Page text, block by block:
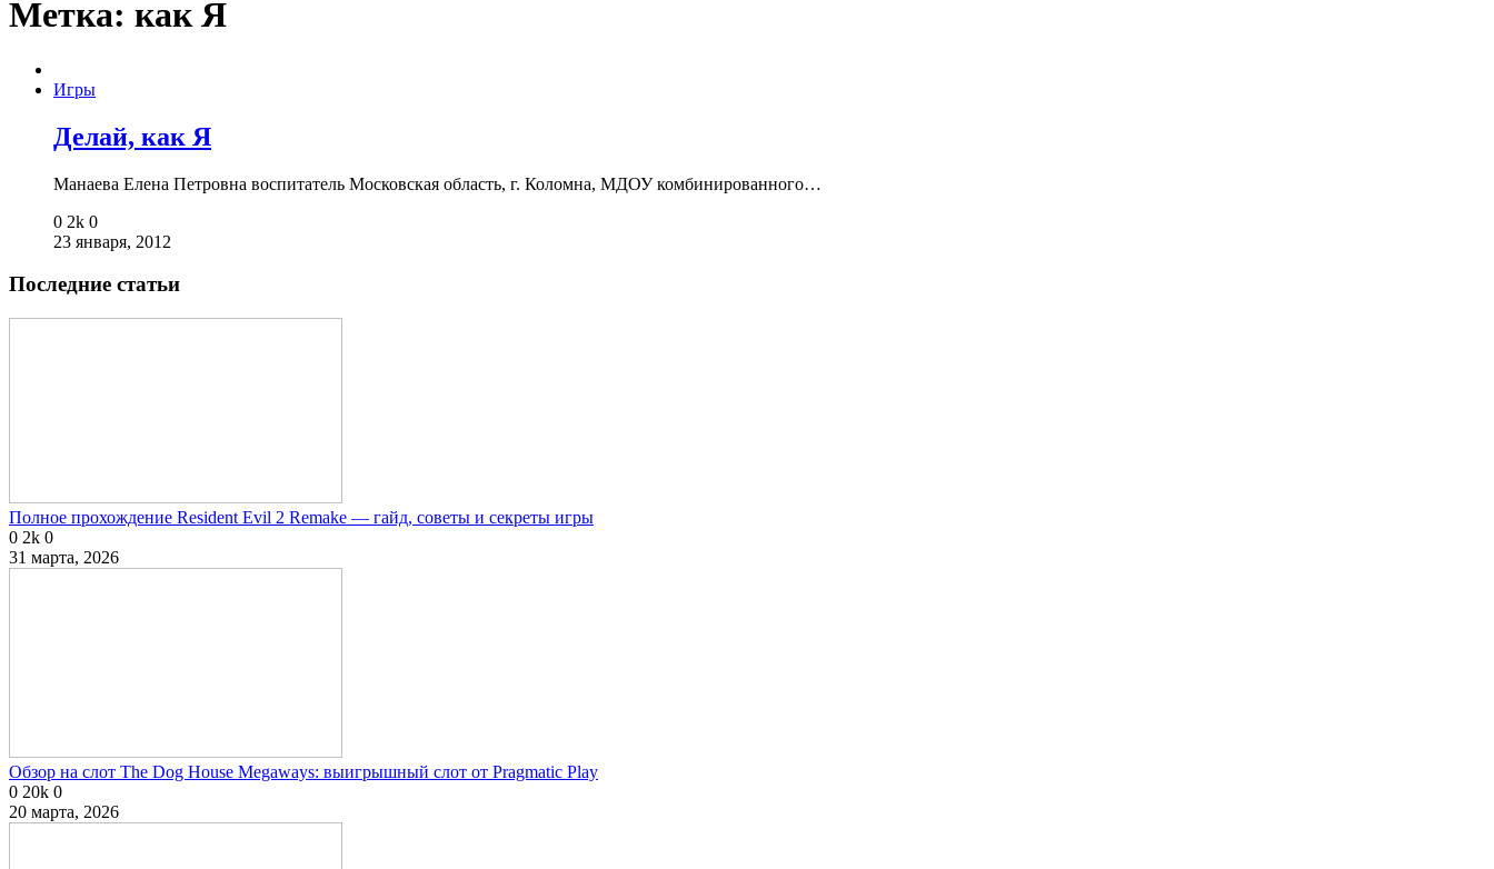
Метка: как Я
Игры
Делай, как Я
Манаева Елена Петровна воспитатель Московская область, г. Коломна, МДОУ комбинированного…
0 2k 0
23 января, 2012
Последние статьи
Полное прохождение Resident Evil 2 Remake — гайд, советы и секреты игры
0 2k 0
31 марта, 2026
Обзор на слот The Dog House Megaways: выигрышный слот от Pragmatic Play
0 20k 0
20 марта, 2026